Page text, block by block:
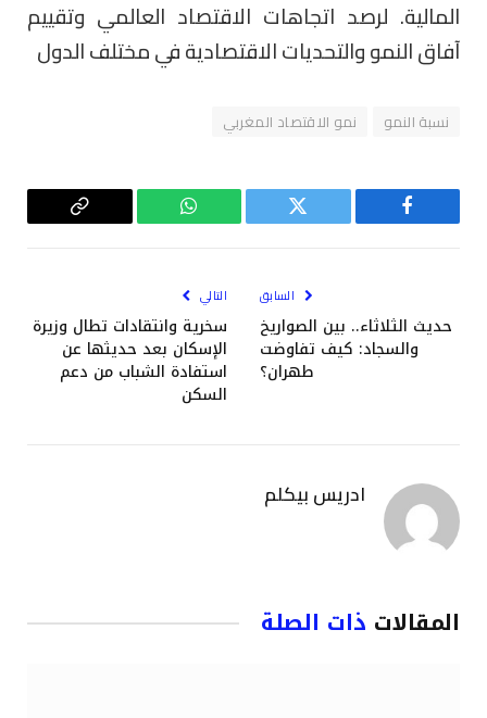
المالية. لرصد اتجاهات الاقتصاد العالمي وتقييم
آفاق النمو والتحديات الاقتصادية في مختلف الدول
نسبة النمو نمو الاقتصاد المغربي
فيسبوك تويتر واتساب
Copy
السابق
حديث الثلاثاء.. بين الصواريخ
والسجاد: كيف تفاوضت
طهران؟
التالي
سخرية وانتقادات تطال وزيرة
الإسكان بعد حديثها عن
استفادة الشباب من دعم
السكن
ادريس بيكلم
المقالات ذات الصلة